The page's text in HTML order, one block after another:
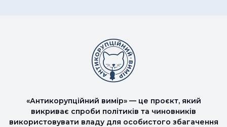
«Антикорупційний вимір» — це проєкт, який
викриває спроби політиків та чиновників
використовувати владу для особистого збагачення